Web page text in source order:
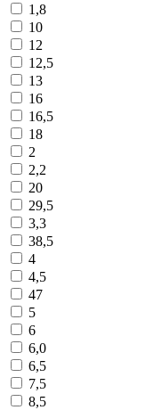
1,8
10
12
12,5
13
16
16,5
18
2
2,2
20
29,5
3,3
38,5
4
4,5
47
5
6
6,0
6,5
7,5
8,5